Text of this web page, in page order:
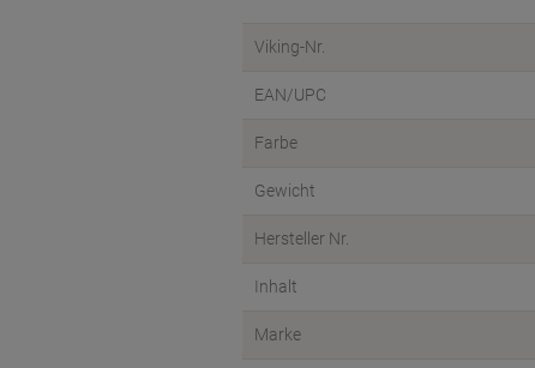
Viking-Nr.
EAN/UPC
Farbe
Gewicht
Hersteller Nr.
Inhalt
Marke